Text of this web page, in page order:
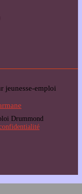
jeunesse-emploi
Drummond